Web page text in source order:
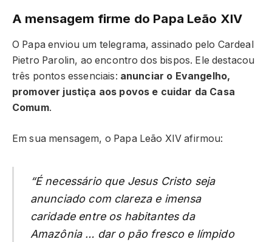
A mensagem firme do Papa Leão XIV
O Papa enviou um telegrama, assinado pelo Cardeal
Pietro Parolin, ao encontro dos bispos. Ele destacou
três pontos essenciais: anunciar o Evangelho,
promover justiça aos povos e cuidar da Casa
Comum.
Em sua mensagem, o Papa Leão XIV afirmou:
“É necessário que Jesus Cristo seja
anunciado com clareza e imensa
caridade entre os habitantes da
Amazônia … dar o pão fresco e límpido